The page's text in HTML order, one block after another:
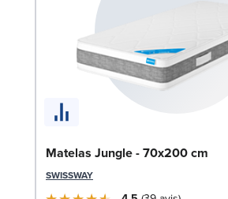
Matelas Jungle - 70x200 cm
SWISSWAY